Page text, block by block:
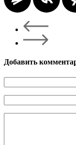
Добавить